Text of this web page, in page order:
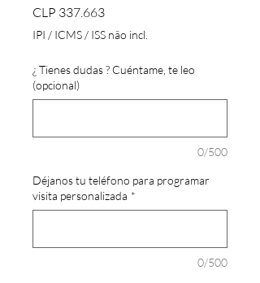
CLP 337.663Preço
IPI / ICMS / ISS não incl.
¿ Tienes dudas ? Cuéntame, te leo
(opcional)
0/500
Déjanos tu teléfono para programar
visita personalizada *
0/500